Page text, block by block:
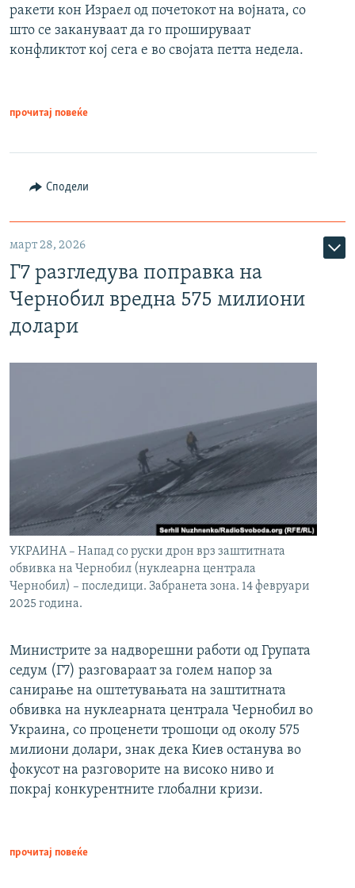
ракети кон Израел од почетокот на војната, со
што се закануваат да го прошируваат
конфликтот кој сега е во својата петта недела.
прочитај повеќе
Сподели
март 28, 2026
Г7 разгледува поправка на
Чернобил вредна 575 милиони
долари
УКРАИНА – Напад со руски дрон врз заштитната
обвивка на Чернобил (нуклеарна централа
Чернобил) – последици. Забранета зона. 14 февруари
2025 година.
Министрите за надворешни работи од Групата
седум (Г7) разговараат за голем напор за
санирање на оштетувањата на заштитната
обвивка на нуклеарната централа Чернобил во
Украина, со проценети трошоци од околу 575
милиони долари, знак дека Киев останува во
фокусот на разговорите на високо ниво и
покрај конкурентните глобални кризи.
прочитај повеќе